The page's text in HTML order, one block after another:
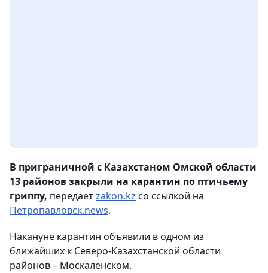
В приграничной с Казахстаном Омской области
13 районов закрыли на карантин по птичьему
гриппу, передаетzakon.kz со ссылкой на
Петропавловск.news.
Накануне карантин объявили в одном из
ближайших к Северо-Казахстанской области
районов – Москаленском.